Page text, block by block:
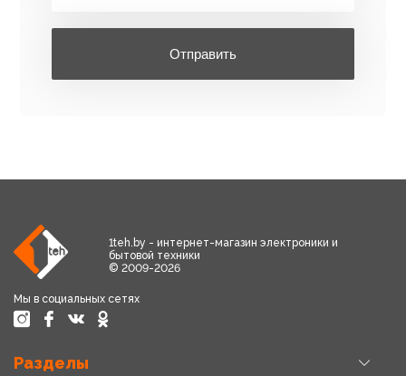
Отправить
1teh.by - интернет-магазин электроники и
бытовой техники
© 2009-2026
Мы в социальных сетях
Разделы